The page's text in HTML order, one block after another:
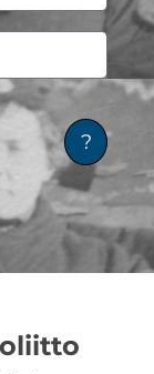
?